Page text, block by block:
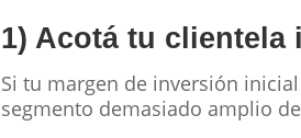
1) Acotá tu clientela
Si tu margen de inversión
segmento demasiado amplio